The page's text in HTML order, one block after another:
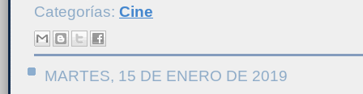
Categorías: Cine
MARTES, 15 DE ENERO DE 2019